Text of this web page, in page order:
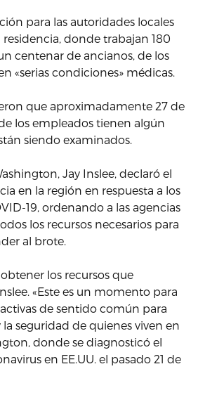
para las autoridades locales
residencia, donde trabajan 180
centenar de ancianos, de los
«serias condiciones» médicas.
que aproximadamente 27 de
los empleados tienen algún
siendo examinados.
Jay Inslee, declaró el
en la región en respuesta a los
19, ordenando a las agencias
los recursos necesarios para
al brote.
los recursos que
«Este es un momento para
de sentido común para
seguridad de quienes viven en
donde se diagnosticó el
en EE.UU. el pasado 21 de